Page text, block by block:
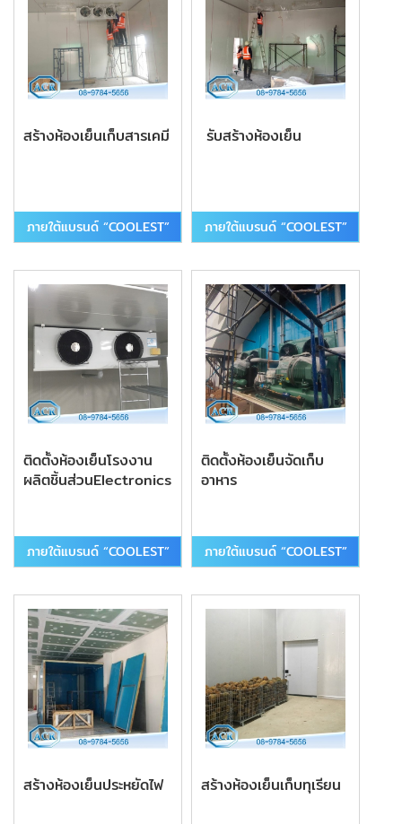
สร้างห้องเย็นเก็บสารเคมี
ภายใต้แบรนด์ “COOLEST”
รับสร้างห้องเย็น
ภายใต้แบรนด์ “COOLEST”
ติดตั้งห้องเย็นโรงงาน
ผลิตชิ้นส่วนElectronics
ภายใต้แบรนด์ “COOLEST”
ติดตั้งห้องเย็นจัดเก็บ
อาหาร
ภายใต้แบรนด์ “COOLEST”
สร้างห้องเย็นประหยัดไฟ สร้างห้องเย็นเก็บทุเรียน